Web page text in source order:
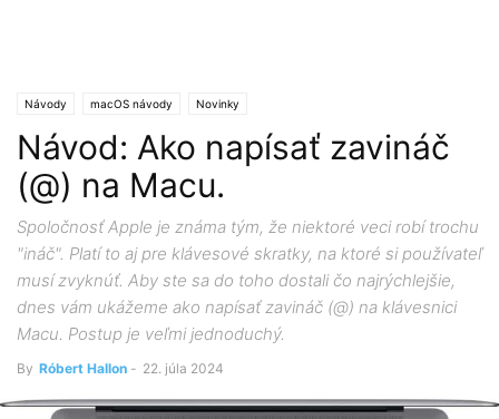
Návody macOS návody Novinky
Návod: Ako napísať zavináč
(@) na Macu.
Spoločnosť Apple je známa tým, že niektoré veci robí trochu
"ináč". Platí to aj pre klávesové skratky, na ktoré si používateľ
musí zvyknúť. Aby ste sa do toho dostali čo najrýchlejšie,
dnes vám ukážeme ako napísať zavináč (@) na klávesnici
Macu. Postup je veľmi jednoduchý.
By Róbert Hallon - 22. júla 2024